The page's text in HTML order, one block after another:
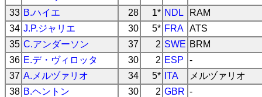
33 B.ハイエ 28 1* NDL
RAM
34 J.P.ジャリエ 30 5* FRA ATS
35 C.アンダーソン 37 2 SWE BRM
36 E.デ・ヴィロッタ 30 2 ESP
-
37 A.メルヅァリオ 34 5* ITA
メルヅァリオ
38 B.ヘントン 30 2 GBR -